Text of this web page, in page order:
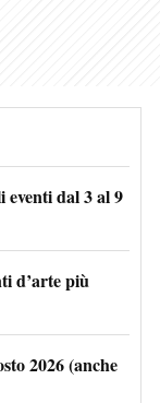
eventi dal 3 al 9
d’arte più
2026 (anche